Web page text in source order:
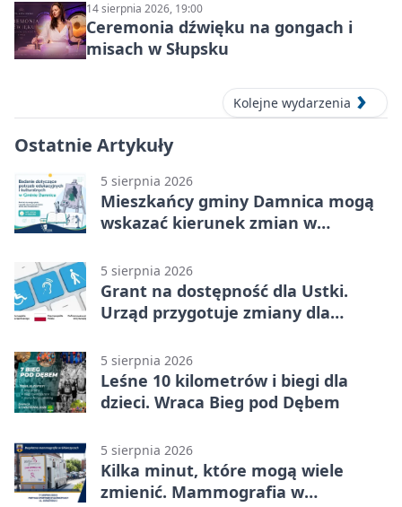
14 sierpnia 2026, 19:00
Ceremonia dźwięku na gongach i
misach w Słupsku
Kolejne wydarzenia
Ostatnie Artykuły
5 sierpnia 2026
Mieszkańcy gminy Damnica mogą
wskazać kierunek zmian w
5 sierpnia 2026
Grant na dostępność dla Ustki.
Urząd przygotuje zmiany dla
5 sierpnia 2026
Leśne 10 kilometrów i biegi dla
dzieci. Wraca Bieg pod Dębem
5 sierpnia 2026
Kilka minut, które mogą wiele
zmienić. Mammografia w